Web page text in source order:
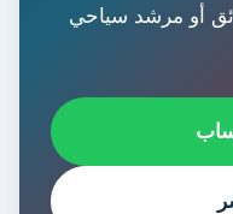
أو مرشد سياحي